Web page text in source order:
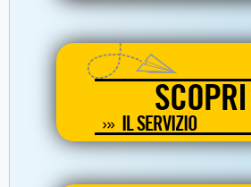
SCOPRI
IL SERVIZIO